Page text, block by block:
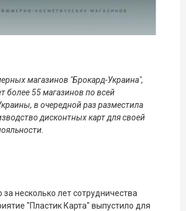
магазинов "Брокард-Украина",
более 55 магазинов по всей
в очередной раз разместила
дисконтных карт для своей
несколько лет сотрудничества
"Пластик Карта" выпустило для